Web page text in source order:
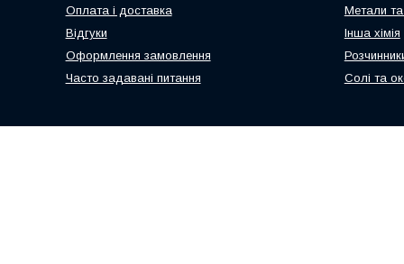
Оплата і доставка
Відгуки
Оформлення замовлення
Часто задавані питання
Метали
Інша хімія
Солі та